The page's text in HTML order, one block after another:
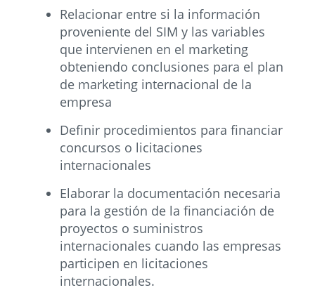
Relacionar entre si la información
proveniente del SIM y las variables
que intervienen en el marketing
obteniendo conclusiones para el plan
de marketing internacional de la
empresa
Definir procedimientos para financiar
concursos o licitaciones
internacionales
Elaborar la documentación necesaria
para la gestión de la financiación de
proyectos o suministros
internacionales cuando las empresas
participen en licitaciones
internacionales.